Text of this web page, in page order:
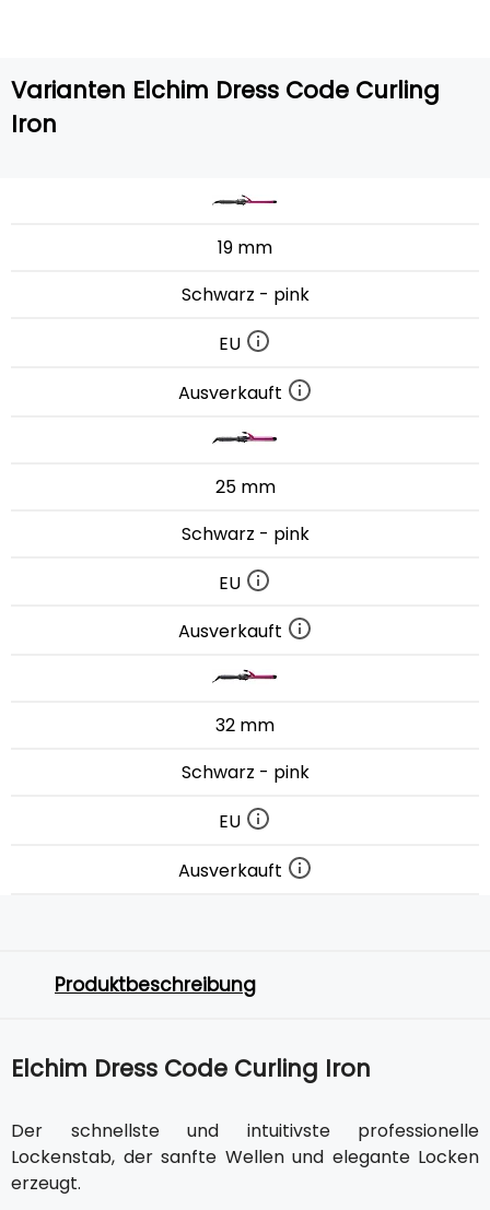
Varianten Elchim Dress Code Curling
Iron
19 mm
Schwarz - pink
EU
Ausverkauft
25 mm
Schwarz - pink
EU
Ausverkauft
32 mm
Schwarz - pink
EU
Ausverkauft
Produktbeschreibung
Elchim Dress Code Curling Iron
Der schnellste und intuitivste professionelle
Lockenstab, der sanfte Wellen und elegante Locken
erzeugt.